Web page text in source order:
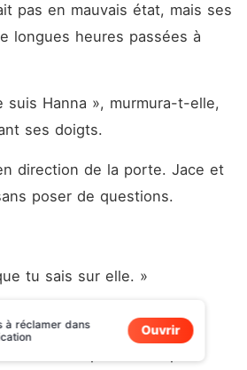
pas en mauvais état, mais ses
longues heures passées à
suis Hanna », murmura-t-elle,
ses doigts.
direction de la porte. Jace et
poser de questions.
tu sais sur elle. »
Il n'avait pas de temps à
à réclamer dans
Ouvrir